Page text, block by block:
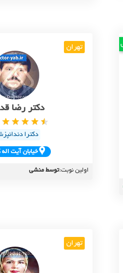
تهران
دکتر رضا
دکترا
خيابان آيت اله
اولین نوبت:توسط منشی
تهران